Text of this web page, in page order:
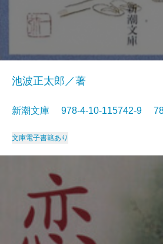
池波正太郎／著
新潮文庫 978-4-10-115742-9
文庫電子書籍あり